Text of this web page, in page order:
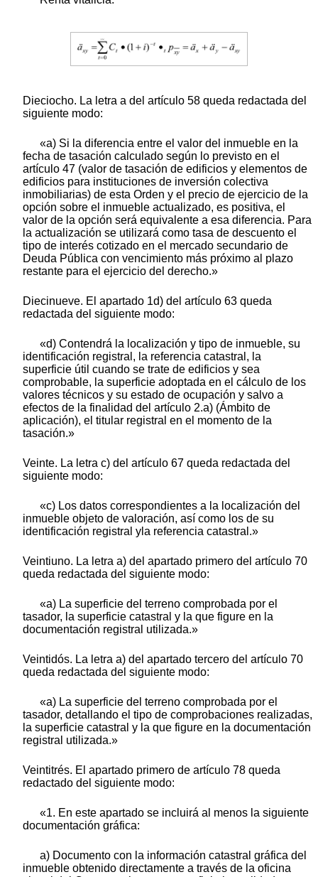
Dieciocho. La letra a del artículo 58 queda redactada del
siguiente modo:
«a) Si la diferencia entre el valor del inmueble en la
fecha de tasación calculado según lo previsto en el
artículo 47 (valor de tasación de edificios y elementos de
edificios para instituciones de inversión colectiva
inmobiliarias) de esta Orden y el precio de ejercicio de la
opción sobre el inmueble actualizado, es positiva, el
valor de la opción será equivalente a esa diferencia. Para
la actualización se utilizará como tasa de descuento el
tipo de interés cotizado en el mercado secundario de
Deuda Pública con vencimiento más próximo al plazo
restante para el ejercicio del derecho.»
Diecinueve. El apartado 1d) del artículo 63 queda
redactada del siguiente modo:
«d) Contendrá la localización y tipo de inmueble, su
identificación registral, la referencia catastral, la
superficie útil cuando se trate de edificios y sea
comprobable, la superficie adoptada en el cálculo de los
valores técnicos y su estado de ocupación y salvo a
efectos de la finalidad del artículo 2.a) (Ámbito de
aplicación), el titular registral en el momento de la
tasación.»
Veinte. La letra c) del artículo 67 queda redactada del
siguiente modo:
«c) Los datos correspondientes a la localización del
inmueble objeto de valoración, así como los de su
identificación registral yla referencia catastral.»
Veintiuno. La letra a) del apartado primero del artículo 70
queda redactada del siguiente modo:
«a) La superficie del terreno comprobada por el
tasador, la superficie catastral y la que figure en la
documentación registral utilizada.»
Veintidós. La letra a) del apartado tercero del artículo 70
queda redactada del siguiente modo:
«a) La superficie del terreno comprobada por el
tasador, detallando el tipo de comprobaciones realizadas,
la superficie catastral y la que figure en la documentación
registral utilizada.»
Veintitrés. El apartado primero de artículo 78 queda
redactado del siguiente modo:
«1. En este apartado se incluirá al menos la siguiente
documentación gráfica:
a) Documento con la información catastral gráfica del
inmueble obtenido directamente a través de la oficina